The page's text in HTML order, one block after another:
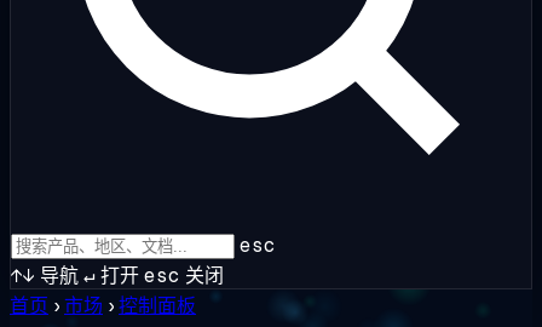
esc
↑↓ 导航↵打开esc 关闭
首页 ›市场 ›控制面板